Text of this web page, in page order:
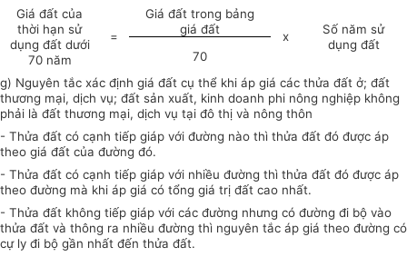
Giá đất của
thời hạn sử
dụng đất dưới
70 năm
=
Giá đất trong bảng
giá đất
x
Số năm sử
dụng đất
70
g) Nguyên tắc xác định giá đất cụ thể khi áp giá các thửa đất ở; đất
thương mại, dịch vụ; đất sản xuất, kinh doanh phi nông nghiệp không
phải là đất thương mại, dịch vụ tại đô thị và nông thôn
- Thửa đất có cạnh tiếp giáp với đường nào thì thửa đất đó được áp
theo giá đất của đường đó.
- Thửa đất có cạnh tiếp giáp với nhiều đường thì thửa đất đó được áp
theo đường mà khi áp giá có tổng giá trị đất cao nhất.
- Thửa đất không tiếp giáp với các đường nhưng có đường đi bộ vào
thửa đất và thông ra nhiều đường thì nguyên tắc áp giá theo đường có
cự ly đi bộ gần nhất đến thửa đất.